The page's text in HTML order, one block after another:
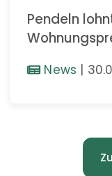
Pendeln
News |